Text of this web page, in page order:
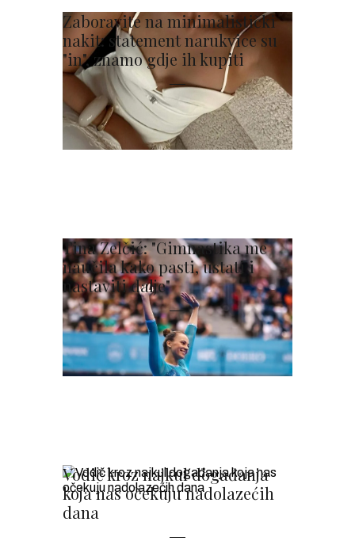
Zaboravite na minimalistički
nakit: statement narukvice su
"in", znamo gdje ih kupiti
Tina Zelčić: "Gimnastika me
naučila kako pasti, ustati i
nastaviti dalje"
Vodič kroz najkul događanja
koja nas očekuju nadolazećih
dana